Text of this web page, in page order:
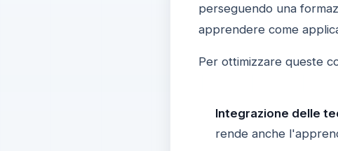
perseguendo una
apprendere come
Per ottimizzare queste
Integrazione delle
rende anche